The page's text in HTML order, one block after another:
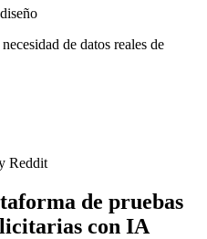
de datos reales de
Reddit
de pruebas
con IA